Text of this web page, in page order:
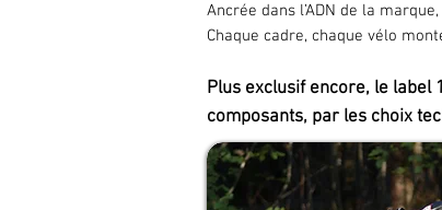
Ancrée dans l’ADN de la
Chaque cadre, chaque vélo
Plus exclusif encore, le
composants, par les choix